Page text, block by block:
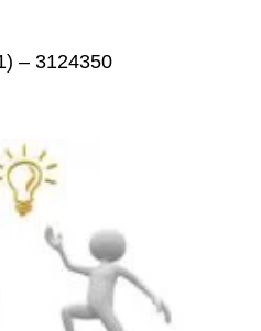
– 3124350